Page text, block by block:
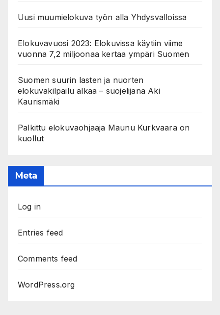
Uusi muumielokuva työn alla Yhdysvalloissa
Elokuvavuosi 2023: Elokuvissa käytiin viime
vuonna 7,2 miljoonaa kertaa ympäri Suomen
Suomen suurin lasten ja nuorten
elokuvakilpailu alkaa – suojelijana Aki
Kaurismäki
Palkittu elokuvaohjaaja Maunu Kurkvaara on
kuollut
Meta
Log in
Entries feed
Comments feed
WordPress.org